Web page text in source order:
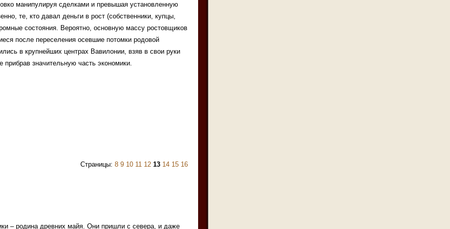
манипулируя сделками и превышая установленную
те, кто давал деньги в рост (собственники, купцы,
состояния. Вероятно, основную массу ростовщиков
после переселения осевшие потомки родовой
в крупнейших центрах Вавилонии, взяв в свои руки
значительную часть экономики.
Страницы: 8 9 10 11 12 13 14 15 16
– родина древних майя. Они пришли с севера, и даже